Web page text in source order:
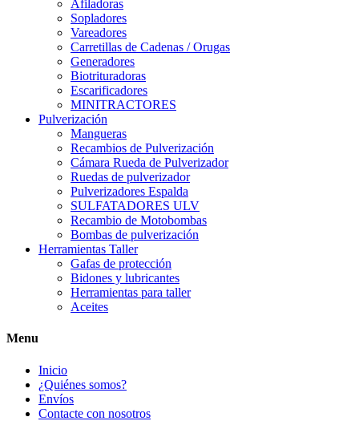
Afiladoras
Sopladores
Vareadores
Carretillas de Cadenas / Orugas
Generadores
Biotrituradoras
Escarificadores
MINITRACTORES
Pulverización
Mangueras
Recambios de Pulverización
Cámara Rueda de Pulverizador
Ruedas de pulverizador
Pulverizadores Espalda
SULFATADORES ULV
Recambio de Motobombas
Bombas de pulverización
Herramientas Taller
Gafas de protección
Bidones y lubricantes
Herramientas para taller
Aceites
Menu
Inicio
¿Quiénes somos?
Envíos
Contacte con nosotros